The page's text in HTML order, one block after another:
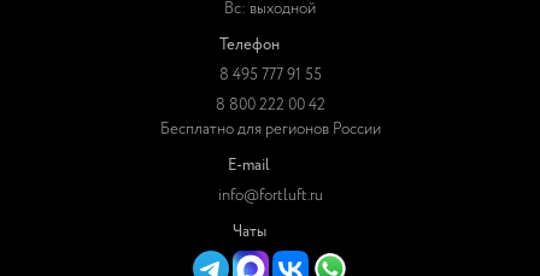
Вс: выходной
Телефон
8 495 777 91 55
8 800 222 00 42
Бесплатно для регионов России
E-mail
info@fortluft.ru
Чаты